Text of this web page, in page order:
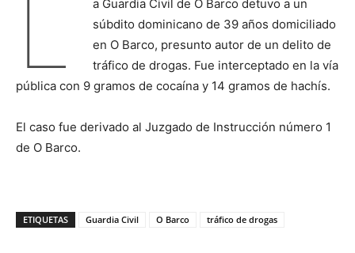
L
a Guardia Civil de O Barco detuvo a un
súbdito dominicano de 39 años domiciliado
en O Barco, presunto autor de un delito de
tráfico de drogas. Fue interceptado en la vía
pública con 9 gramos de cocaína y 14 gramos de hachís.
El caso fue derivado al Juzgado de Instrucción número 1
de O Barco.
ETIQUETAS Guardia Civil O Barco tráfico de drogas